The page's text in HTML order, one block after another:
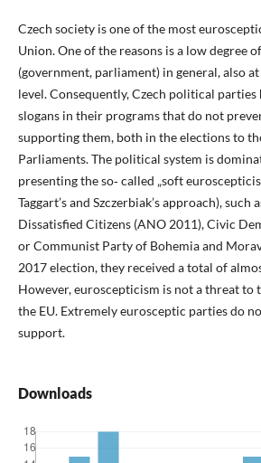
Czech society is one of the most
Union. One of the reasons is a low degree
(government, parliament) in general, also
level. Consequently, Czech political parties
slogans in their programs that do not
supporting them, both in the elections to
Parliaments. The political system is
presenting the so‑ called „soft
Taggart’s and Szczerbiak’s approach), such
Dissatisfied Citizens (ANO 2011), Civic
or Communist Party of Bohemia and
2017 election, they received a total of
However, euroscepticism is not a threat to
the EU. Extremely eurosceptic parties do
support.
Downloads